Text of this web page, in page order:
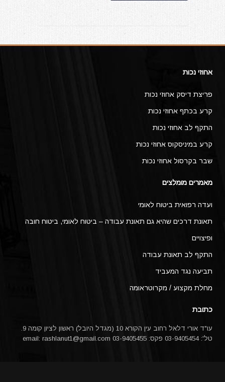
אחוזי נכות
פריצת דיסק אחוזי נכות
קרע בכתף אחוזי נכות
התקף לב אחוזי נכות
קרע במיניסקוס אחוזי נכות
שבר בקרסול אחוזי נכות
מאמרים מומלצים
ועדה רפואית ביטוח לאומי
תאונת דרכים שהיא גם תאונת עבודה – ביטוח לאומי, ביטוח חובה
ופיצויים
התקף לב תאונת עבודה
תביעה נגד המעביד
מחלת מקצוע / מקרוטראומה
כתובת
טל': 03-9405454 פקס: 03-9405455 email:
rashlanut1@gmail.com